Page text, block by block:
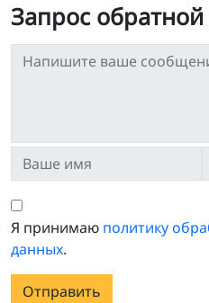
Запрос обратной
Я принимаю политику
данных.
Отправить